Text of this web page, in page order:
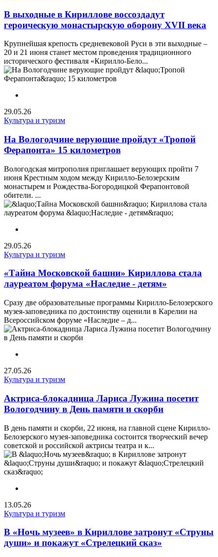
В выходные в Кириллове воссоздадут
героическую монастырскую оборону XVII века
Крупнейшая крепость средневековой Руси в эти выходные –
20 и 21 июня станет местом проведения традиционного
исторического фестиваля «Кирилло-Бело...
29.05.26
Культура и туризм
На Вологодчине верующие пройдут «Тропой
Ферапонта» 15 километров
Вологодская митрополия приглашает верующих пройти 7
июня Крестным ходом между Кирилло-Белозерским
монастырем и Рождества-Богородицкой Ферапонтовой
обители. ...
29.05.26
Культура и туризм
«Тайна Московской башни» Кириллова стала
лауреатом форума «Наследие - детям»
Сразу две образовательные программы Кирилло-Белозерского
музея-заповедника по достоинству оценили в Карелии на
Всероссийском форуме «Наследие – д...
27.05.26
Культура и туризм
Актриса-блокадница Лариса Лужина посетит
Вологодчину в День памяти и скорби
В день памяти и скорби, 22 июня, на главной сцене Кирилло-
Белозерского музея-заповедника состоится творческий вечер
советской и российской актрисы театра и к...
13.05.26
Культура и туризм
В «Ночь музеев» в Кириллове затронут «Струны
души» и покажут «Стрелецкий сказ»